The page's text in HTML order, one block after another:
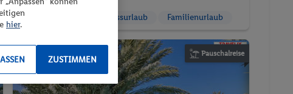
Wellnessurlaub Familienurlaub
Pauschalreise
hier.
ZUSTIMMEN